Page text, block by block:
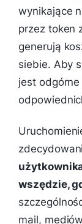
wynikające
przez token
generują
siebie. Aby
jest
wszędzie,
mail,